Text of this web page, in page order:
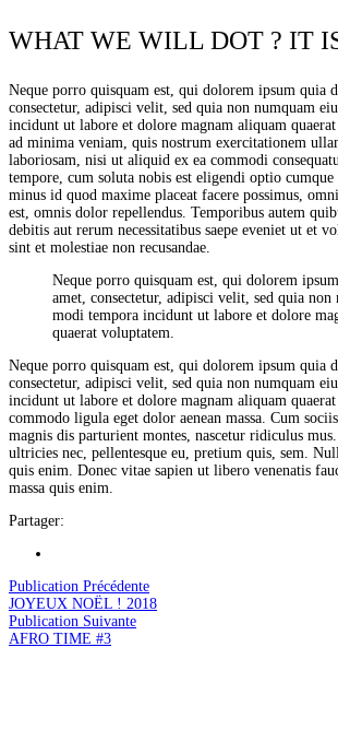
WHAT WE WILL DOT ? IT
Neque porro quisquam est, qui dolorem ipsum quia
consectetur, adipisci velit, sed quia non numquam
incidunt ut labore et dolore magnam aliquam
ad minima veniam, quis nostrum exercitationem
laboriosam, nisi ut aliquid ex ea commodi
tempore, cum soluta nobis est eligendi optio
minus id quod maxime placeat facere possimus,
est, omnis dolor repellendus. Temporibus autem
debitis aut rerum necessitatibus saepe eveniet ut et
sint et molestiae non recusandae.
Neque porro quisquam est, qui dolorem
amet, consectetur, adipisci velit, sed quia non
modi tempora incidunt ut labore et dolore
quaerat voluptatem.
Neque porro quisquam est, qui dolorem ipsum quia
consectetur, adipisci velit, sed quia non numquam
incidunt ut labore et dolore magnam aliquam
commodo ligula eget dolor aenean massa. Cum
magnis dis parturient montes, nascetur ridiculus
ultricies nec, pellentesque eu, pretium quis, sem.
quis enim. Donec vitae sapien ut libero venenatis
massa quis enim.
Partager:
Publication Précédente
JOYEUX NOËL ! 2018
Publication Suivante
AFRO TIME #3